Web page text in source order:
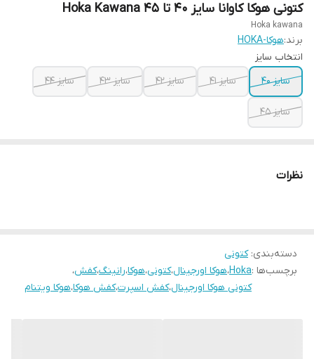
کتونی هوکا کاوانا سایز ۴۰ تا ۴۵ Hoka Kawana
Hoka kawana
برند:هوکا-HOKA
انتخاب سایز
سایز ۴۰
سایز ۴۱ سایز ۴۲ سایز ۴۳ سایز ۴۴
سایز ۴۵
نظرات
دسته‌بندی:کتونی
برچسب‌ها :Hoka،هوکا اورجینال،کتونی،هوکا،رانینگ،کفش،
کتونی هوکا اورجینال،کفش اسپرت،کفش هوکا،هوکا ویتنام